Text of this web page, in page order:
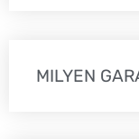
MILYEN